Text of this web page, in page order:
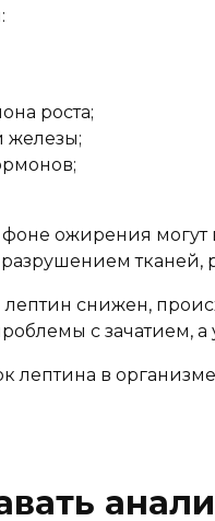
роста;
железы;
ожирения могут
тканей,
снижен,
с зачатием, а
лептина в